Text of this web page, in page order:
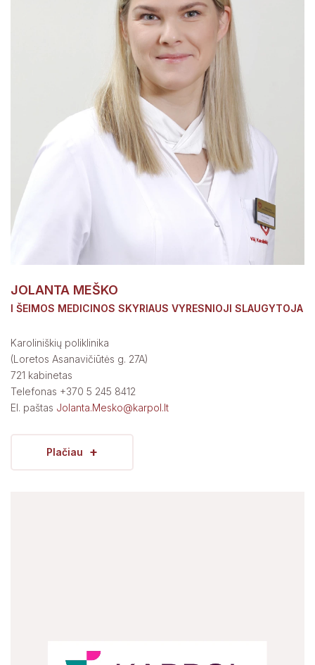
JOLANTA MEŠKO
I ŠEIMOS MEDICINOS SKYRIAUS VYRESNIOJI SLAUGYTOJA
Karoliniškių poliklinika
(Loretos Asanavičiūtės g. 27A)
721 kabinetas
Telefonas +370 5 245 8412
El. paštas Jolanta.Mesko@karpol.lt
Plačiau +